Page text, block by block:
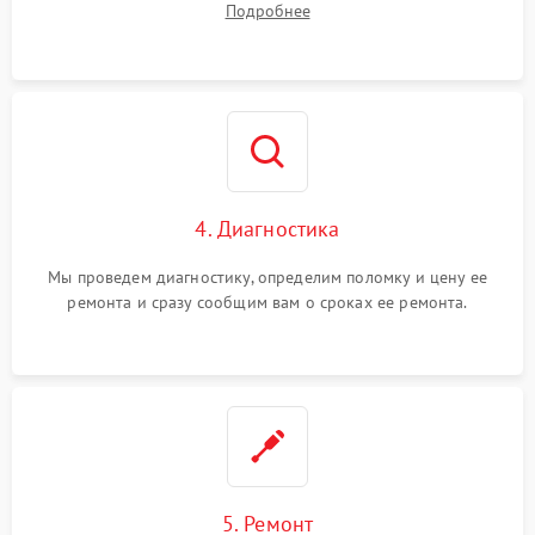
Подробнее
4. Диагностика
Мы проведем диагностику, определим поломку и цену ее
ремонта и сразу сообщим вам о сроках ее ремонта.
5. Ремонт